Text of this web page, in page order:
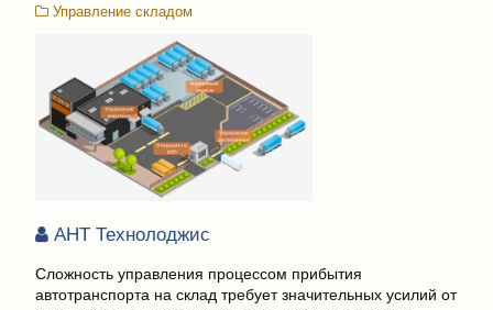
Управление складом
АНТ Технолоджис
Сложность управления процессом прибытия
автотранспорта на склад требует значительных усилий от